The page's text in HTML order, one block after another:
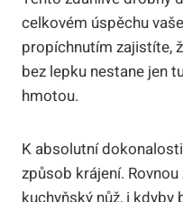
celkovém úspěchu
propíchnutím zajistíte,
bez lepku nestane jen
hmotou.
K absolutní
způsob krájení.